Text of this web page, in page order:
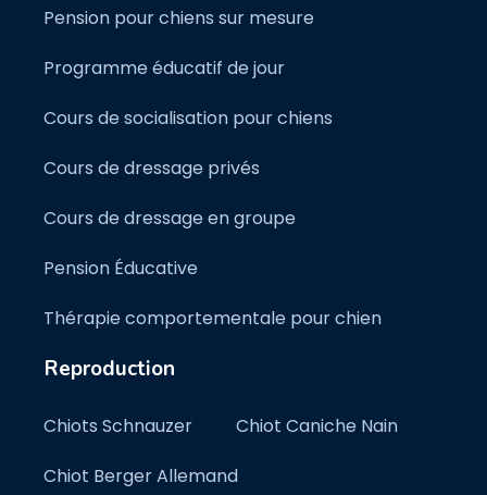
Pension pour chiens sur mesure
Programme éducatif de jour
Cours de socialisation pour chiens
Cours de dressage privés
Cours de dressage en groupe
Pension Éducative
Thérapie comportementale pour chien
Reproduction
Chiots Schnauzer
Chiot Caniche Nain
Chiot Berger Allemand